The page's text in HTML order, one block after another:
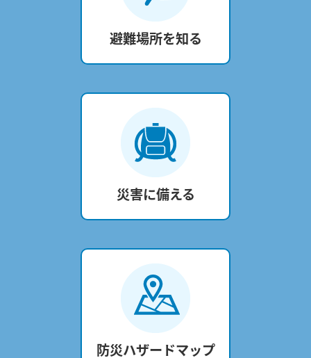
避難場所を知る
災害に備える
防災ハザードマップ